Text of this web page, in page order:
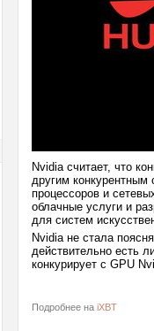
Nvidia считает, что
другим конкурентным
процессоров и
облачные услуги и
для систем
Nvidia не стала
действительно есть
конкурирует с GPU
Подробнее на iXBT